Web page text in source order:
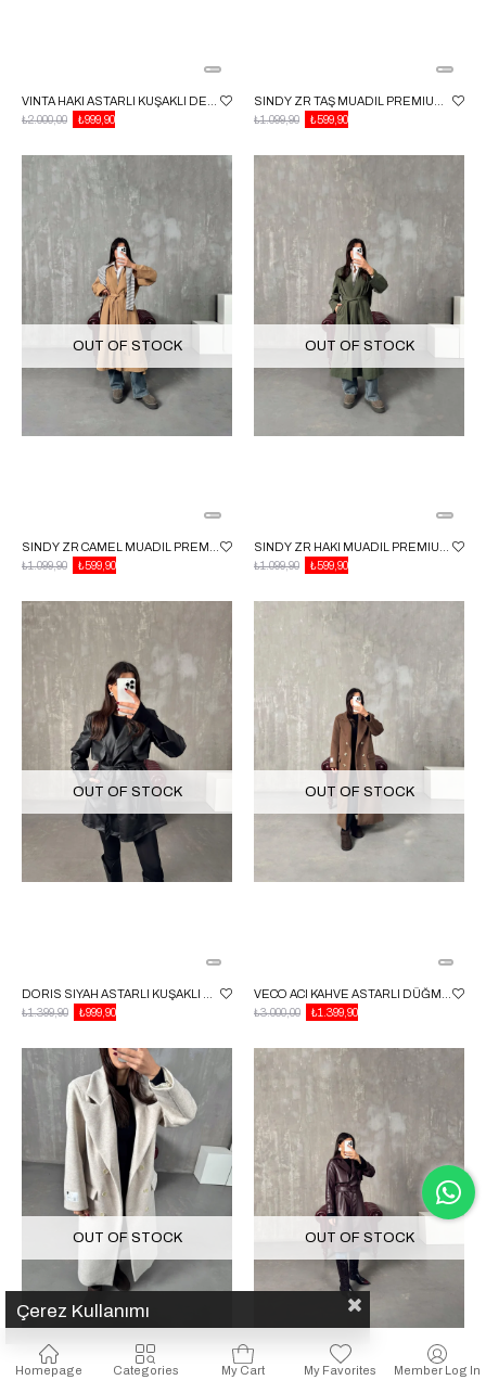
₺999,90
₺2.000,00
₺599,90
₺1.099,90
OUT OF STOCK
₺599,90
₺1.099,90
OUT OF STOCK
₺599,90
₺1.099,90
OUT OF STOCK
₺999,90
₺1.399,90
OUT OF STOCK
₺1.399,90
₺3.000,00
OUT OF STOCK OUT OF STOCK
Çerez Kullanımı
Homepage Categories My Cart My Favorites Member Log In